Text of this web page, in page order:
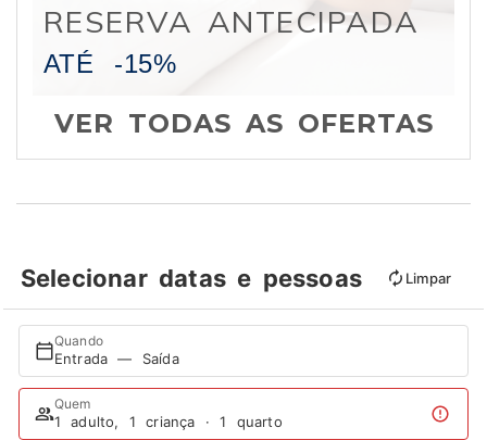
RESERVA ANTECIPADA
ATÉ -15%
VER TODAS AS OFERTAS
Selecionar datas e pessoas Limpar
Quando
Entrada — Saída
Quem
1 adulto, 1 criança · 1 quarto